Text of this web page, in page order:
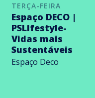
TERÇA-FEIRA
Espaço DECO |
PSLifestyle-
Vidas mais
Sustentáveis
Espaço Deco